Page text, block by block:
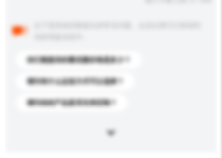
你们能提供的最优惠价格是多少？
请问有什么运送方式可以选择？
请问你的产品是否支持定制？